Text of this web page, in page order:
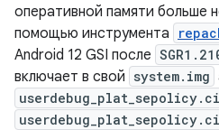
оперативной памяти больше
помощью инструмента
Android 12 GSI после
включает в свой system.img